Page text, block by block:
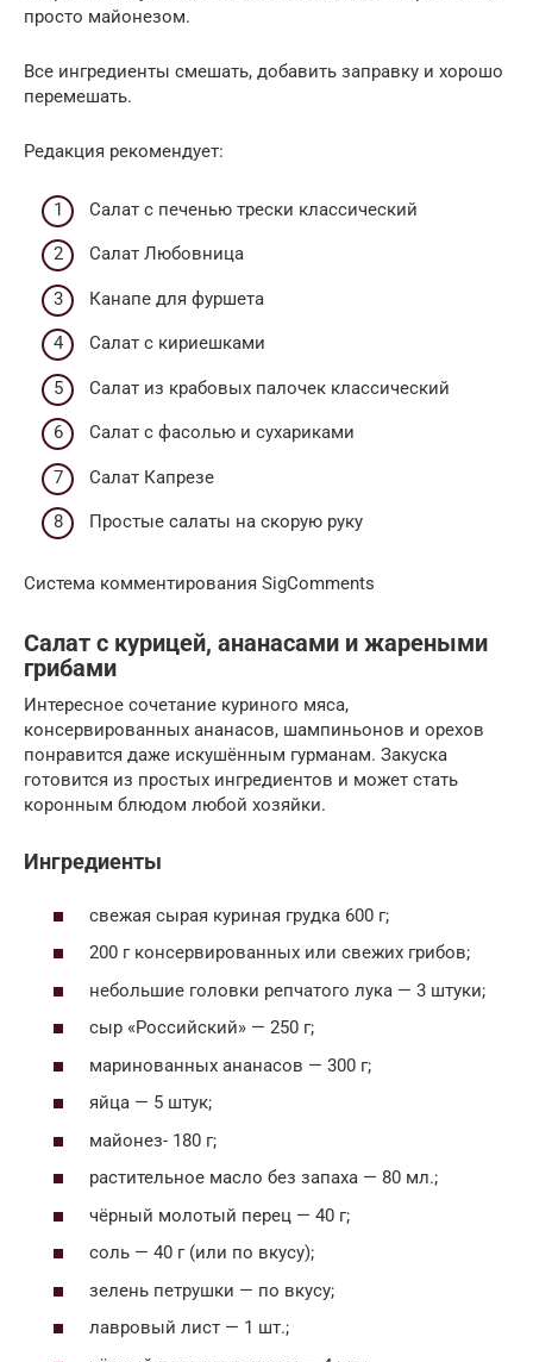
просто майонезом.
Все ингредиенты смешать, добавить заправку и хорошо
перемешать.
Редакция рекомендует:
Cалат с печенью трески классический
Салат Любовница
Канапе для фуршета
Салат с кириешками
Салат из крабовых палочек классический
Салат с фасолью и сухариками
Салат Капрезе
Простые салаты на скорую руку
Система комментирования SigComments
Салат с курицей, ананасами и жареными
грибами
Интересное сочетание куриного мяса,
консервированных ананасов, шампиньонов и орехов
понравится даже искушённым гурманам. Закуска
готовится из простых ингредиентов и может стать
коронным блюдом любой хозяйки.
Ингредиенты
свежая сырая куриная грудка 600 г;
200 г консервированных или свежих грибов;
небольшие головки репчатого лука — 3 штуки;
сыр «Российский» — 250 г;
маринованных ананасов — 300 г;
яйца — 5 штук;
майонез- 180 г;
растительное масло без запаха — 80 мл.;
чёрный молотый перец — 40 г;
соль — 40 г (или по вкусу);
зелень петрушки — по вкусу;
лавровый лист — 1 шт.;